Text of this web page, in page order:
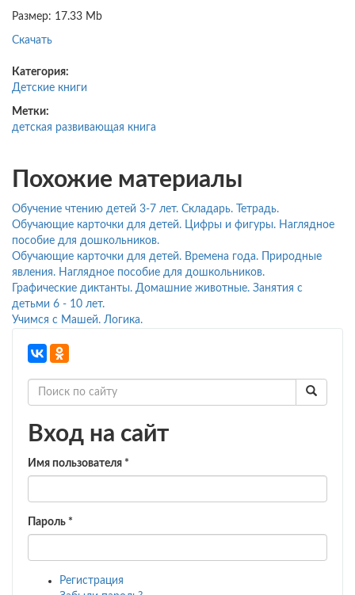
Размер: 17.33 Mb
Скачать
Категория:
Детские книги
Метки:
детская развивающая книга
Похожие материалы
Обучение чтению детей 3-7 лет. Складарь. Тетрадь.
Обучающие карточки для детей. Цифры и фигуры. Наглядное
пособие для дошкольников.
Обучающие карточки для детей. Времена года. Природные
явления. Наглядное пособие для дошкольников.
Графические диктанты. Домашние животные. Занятия с
детьми 6 - 10 лет.
Учимся с Машей. Логика.
Вход на сайт
Имя пользователя *
Пароль *
Регистрация